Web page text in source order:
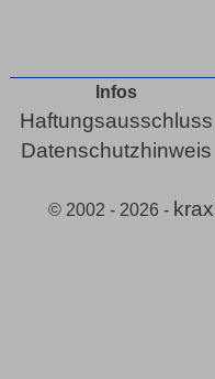
Infos
Haftungsausschluss
Datenschutzhinweis
© 2002 - 2026 -